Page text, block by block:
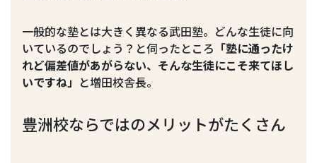
一般的な塾とは大きく異なる武田塾。どんな生徒に向
いているのでしょう？と伺ったところ 「塾に通ったけ
れど偏差値があがらない、そんな生徒にこそ来てほし
いですね」 と増田校舎長。
豊洲校ならではのメリットがたくさん